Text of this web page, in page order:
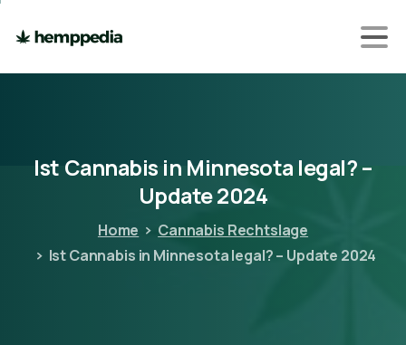
Ist Cannabis in Minnesota legal?–
Update2024
Home
Cannabis Rechtslage
Ist Cannabis in Minnesota legal? – Update 2024